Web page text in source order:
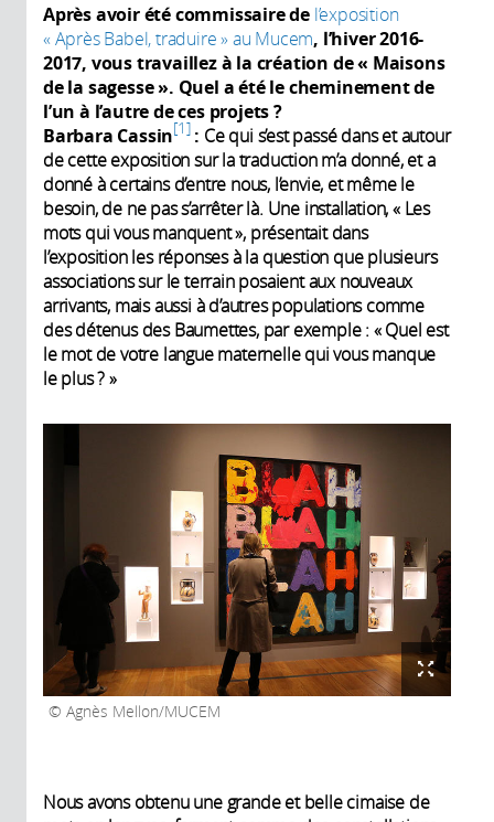
Après avoir été commissaire de l’exposition
« Après Babel, traduire » au Mucem, l’hiver 2016-
2017, vous travaillez à la création de « Maisons
de la sagesse ». Quel a été le cheminement de
l’un à l’autre de ces projets ?
Barbara Cassin 1 : Ce qui s’est passé dans et autour
de cette exposition sur la traduction m’a donné, et a
donné à certains d’entre nous, l’envie, et même le
besoin, de ne pas s’arrêter là. Une installation, « Les
mots qui vous manquent », présentait dans
l’exposition les réponses à la question que plusieurs
associations sur le terrain posaient aux nouveaux
arrivants, mais aussi à d’autres populations comme
des détenus des Baumettes, par exemple : « Quel est
le mot de votre langue maternelle qui vous manque
le plus ? »
Agnès Mellon/MUCEM
Nous avons obtenu une grande et belle cimaise de